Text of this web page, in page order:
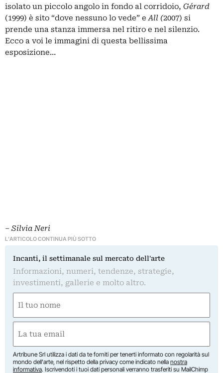
isolato un piccolo angolo in fondo al corridoio, Gérard
(1999) è sito “dove nessuno lo vede” eAll (2007) si
prende una stanza immersa nel ritiro e nel silenzio.
Ecco a voi le immagini di questa bellissima
esposizione…
– Silvia Neri
L'ARTICOLO CONTINUA PIÙ SOTTO
Incanti, il settimanale sul mercato dell'arte
Informazioni, numeri, tendenze, strategie,
investimenti, gallerie e molto altro.
(Obbligatorio)
Nome
(Obbligatorio)
Artribune Srl utilizza i dati da te forniti per tenerti informato con regolarità sul
mondo dell'arte, nel rispetto della privacy come indicato nella nostra
informativa. Iscrivendoti i tuoi dati personali verranno trasferiti su MailChimp